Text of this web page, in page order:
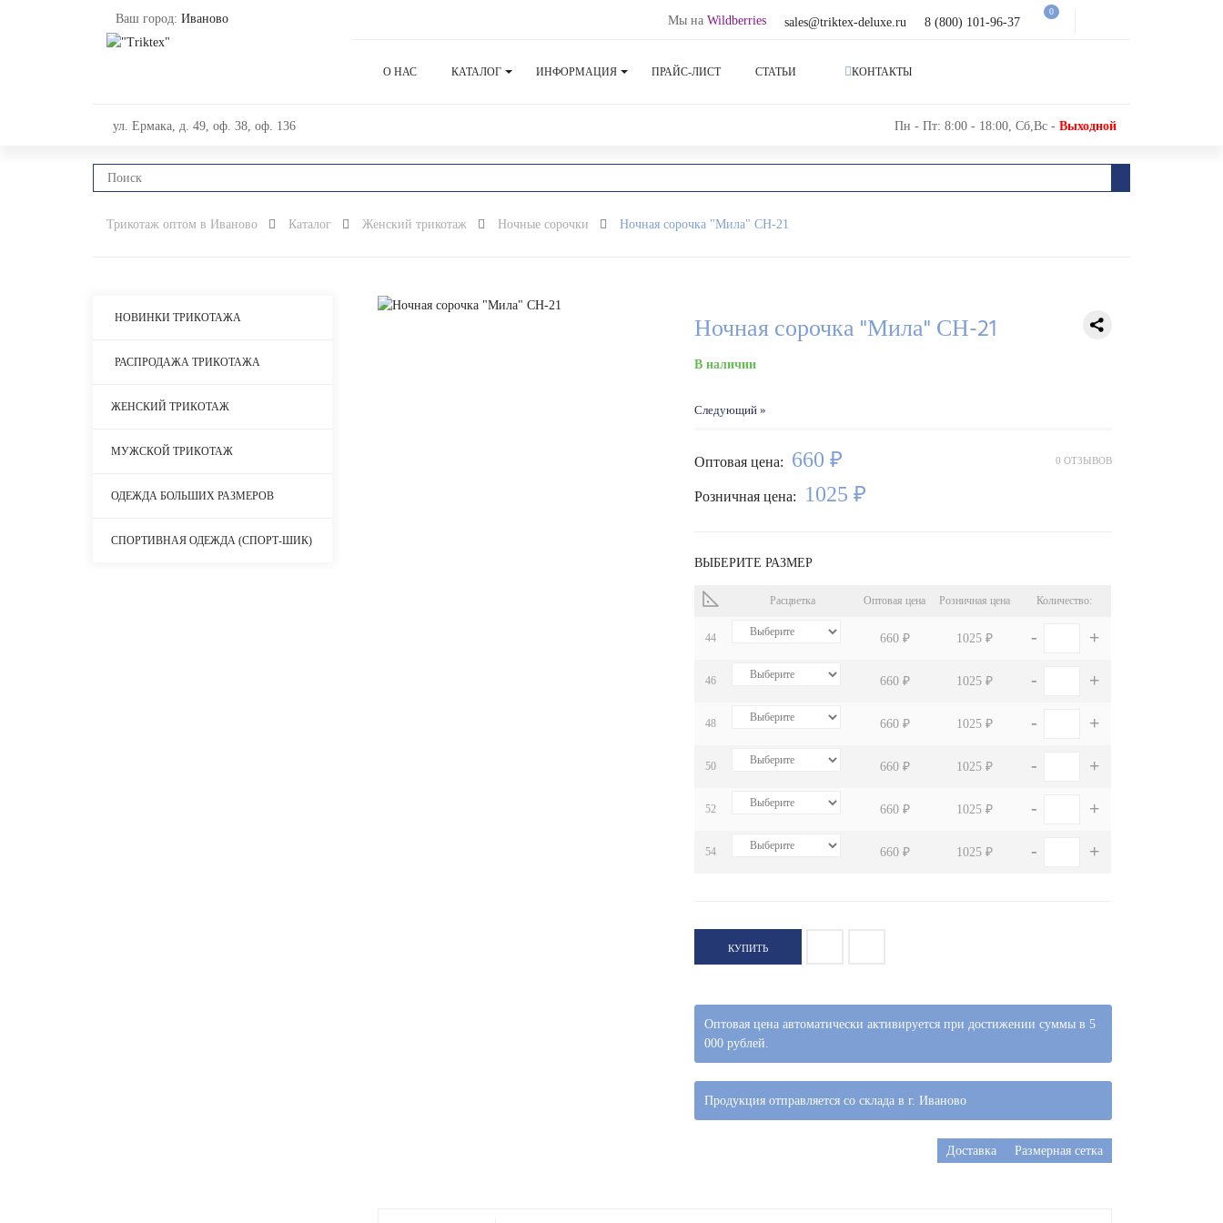
Ваш город: Иваново
0
8 (800) 101-96-37
sales@triktex-deluxe.ru
Мы на Wildberries
О НАС КАТАЛОГ ИНФОРМАЦИЯ ПРАЙС-ЛИСТ СТАТЬИ КОНТАКТЫ
ул. Ермака, д. 49, оф. 38, оф. 136 Пн - Пт: 8:00 - 18:00, Сб,Вс - Выходной
Трикотаж оптом в Иваново Каталог Женский трикотаж Ночные сорочки Ночная сорочка "Мила" СН-21
НОВИНКИ ТРИКОТАЖА
РАСПРОДАЖА ТРИКОТАЖА
ЖЕНСКИЙ ТРИКОТАЖ
МУЖСКОЙ ТРИКОТАЖ
ОДЕЖДА БОЛЬШИХ РАЗМЕРОВ
СПОРТИВНАЯ ОДЕЖДА (СПОРТ-ШИК)
Ночная сорочка "Мила" СН-21
В наличии
Следующий »
Оптовая цена: 660 ₽
Розничная цена: 1025 ₽
0 ОТЗЫВОВ
ВЫБЕРИТЕ РАЗМЕР
Расцветка Оптовая цена Розничная цена Количество:
44 660 ₽ 1025 ₽ - +
46 660 ₽ 1025 ₽ - +
48 660 ₽ 1025 ₽ - +
50 660 ₽ 1025 ₽ - +
52 660 ₽ 1025 ₽ - +
54 660 ₽ 1025 ₽ - +
КУПИТЬ
Оптовая цена автоматически активируется при достижении суммы в 5
000 рублей.
Продукция отправляется со склада в г. Иваново
Доставка Размерная сетка